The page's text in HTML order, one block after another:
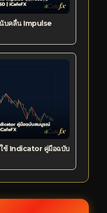
บคลื่น Impulse
ช้ Indicator คู่มือฉบับ